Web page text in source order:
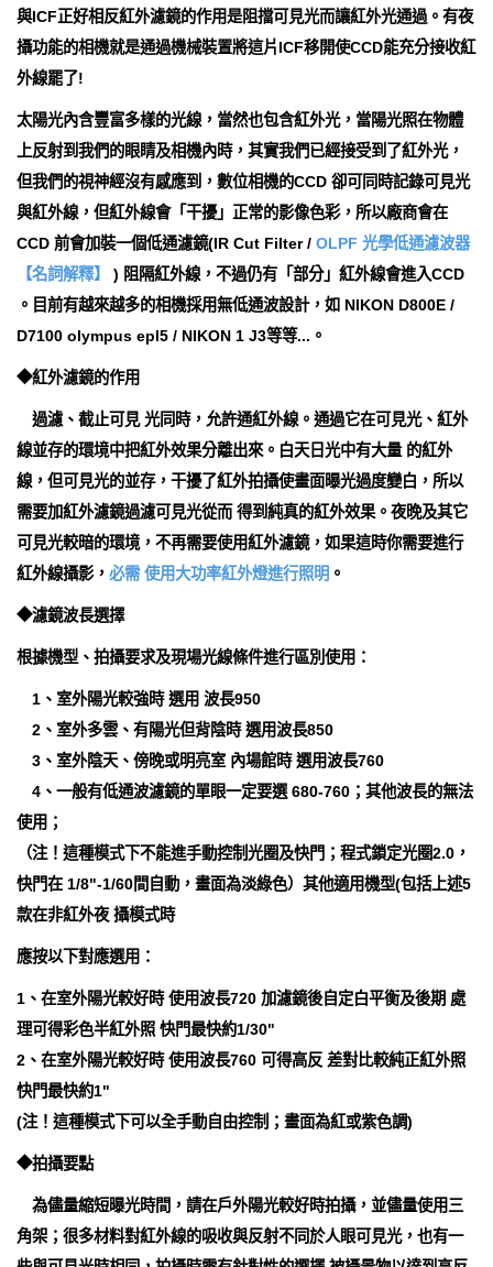
與ICF正好相反紅外濾鏡的作用是阻擋可見光而讓紅外光通過。有夜
攝功能的相機就是通過機械裝置將這片ICF移開使CCD能充分接收紅
外線罷了!
太陽光內含豐富多樣的光線，當然也包含紅外光，當陽光照在物體
上反射到我們的眼睛及相機內時，其實我們已經接受到了紅外光，
但我們的視神經沒有感應到，數位相機的CCD 卻可同時記錄可見光
與紅外線，但紅外線會「干擾」正常的影像色彩，所以廠商會在
CCD 前會加裝一個低通濾鏡(IR Cut Filter / OLPF 光學低通濾波器
【名詞解釋】
) 阻隔紅外線，不過仍有「部分」紅外線會進入CCD
。目前有越來越多的相機採用無低通波設計，如 NIKON D800E /
D7100 olympus epl5 / NIKON 1 J3等等...。
◆紅外濾鏡的作用
過濾、截止可見 光同時，允許通紅外線。通過它在可見光、紅外
線並存的環境中把紅外效果分離出來。白天日光中有大量 的紅外
線，但可見光的並存，干擾了紅外拍攝使畫面曝光過度變白，所以
需要加紅外濾鏡過濾可見光從而 得到純真的紅外效果。夜晚及其它
可見光較暗的環境，不再需要使用紅外濾鏡，如果這時你需要進行
紅外線攝影， 必需 使用大功率紅外燈進行照明 。
◆濾鏡波長選擇
根據機型、拍攝要求及現場光線條件進行區別使用：
1、室外陽光較強時 選用 波長950
2、室外多雲、有陽光但背陰時 選用波長850
3、室外陰天、傍晚或明亮室 內場館時 選用波長760
4、一般有低通波濾鏡的單眼一定要選 680-760；其他波長的無法
使用；
（注！這種模式下不能進手動控制光圈及快門；程式鎖定光圈2.0，
快門在 1/8"-1/60間自動，畫面為淡綠色）其他適用機型(包括上述5
款在非紅外夜 攝模式時
應按以下對應選用：
1、在室外陽光較好時 使用波長720 加濾鏡後自定白平衡及後期 處
理可得彩色半紅外照 快門最快約1/30"
2、在室外陽光較好時 使用波長760 可得高反 差對比較純正紅外照
快門最快約1"
(注！這種模式下可以全手動自由控制；畫面為紅或紫色調)
◆拍攝要點
為儘量縮短曝光時間，請在戶外陽光較好時拍攝，並儘量使用三
角架；很多材料對紅外線的吸收與反射不同於人眼可見光，也有一